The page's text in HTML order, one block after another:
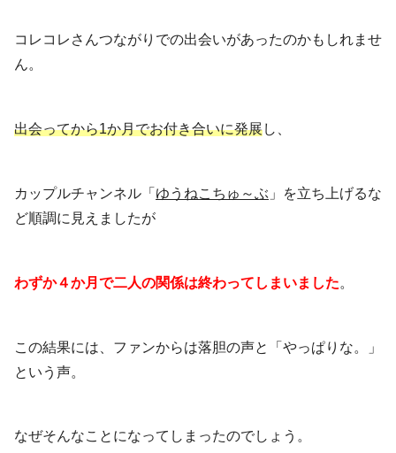
コレコレさんつながりでの出会いがあったのかもしれませ
ん。
出会ってから1か月でお付き合いに発展し、
カップルチャンネル「 ゆうねこちゅ～ぶ 」を立ち上げるな
ど順調に見えましたが
わずか４か月で二人の関係は終わってしまいました。
この結果には、ファンからは落胆の声と「やっぱりな。」
という声。
なぜそんなことになってしまったのでしょう。